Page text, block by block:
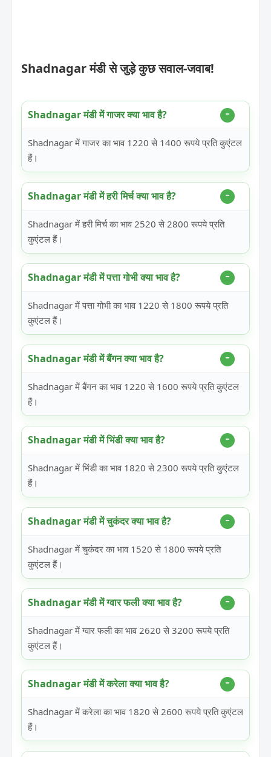
Shadnagar मंडी से जुड़े कुछ सवाल-जवाब!
Shadnagar मंडी में गाजर क्या भाव है?
Shadnagar में गाजर का भाव 1220 से 1400 रूपये प्रति कुएंटल
हैं।
Shadnagar मंडी में हरी मिर्च क्या भाव है?
Shadnagar में हरी मिर्च का भाव 2520 से 2800 रूपये प्रति
कुएंटल हैं।
Shadnagar मंडी में पत्ता गोभी क्या भाव है?
Shadnagar में पत्ता गोभी का भाव 1220 से 1800 रूपये प्रति
कुएंटल हैं।
Shadnagar मंडी में बैंगन क्या भाव है?
Shadnagar में बैंगन का भाव 1220 से 1600 रूपये प्रति कुएंटल
हैं।
Shadnagar मंडी में भिंडी क्या भाव है?
Shadnagar में भिंडी का भाव 1820 से 2300 रूपये प्रति कुएंटल
हैं।
Shadnagar मंडी में चुकंदर क्या भाव है?
Shadnagar में चुकंदर का भाव 1520 से 1800 रूपये प्रति
कुएंटल हैं।
Shadnagar मंडी में ग्वार फली क्या भाव है?
Shadnagar में ग्वार फली का भाव 2620 से 3200 रूपये प्रति
कुएंटल हैं।
Shadnagar मंडी में करेला क्या भाव है?
Shadnagar में करेला का भाव 1820 से 2600 रूपये प्रति कुएंटल
हैं।